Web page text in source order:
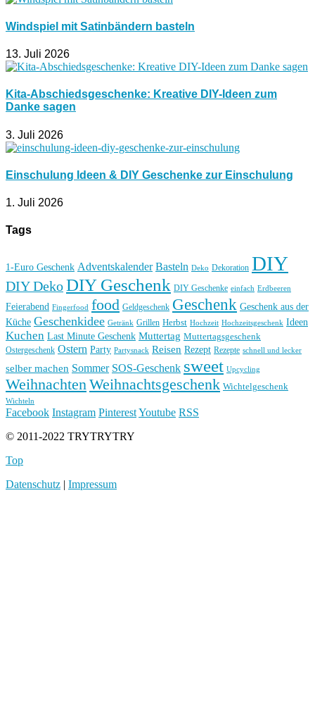
Windspiel mit Satinbändern basteln
13. Juli 2026
Kita-Abschiedsgeschenke: Kreative DIY-Ideen zum
Danke sagen
3. Juli 2026
Einschulung Ideen & DIY Geschenke zur Einschulung
1. Juli 2026
Tags
1-Euro Geschenk Adventskalender Basteln Deko Dekoration DIY
DIY DekoDIY Geschenk DIY Geschenke einfach Erdbeeren
Feierabend Fingerfood food Geldgeschenk Geschenk Geschenk aus der
Küche Geschenkidee Getränk Grillen Herbst Hochzeit Hochzeitsgeschenk Ideen
Kuchen Last Minute Geschenk Muttertag Muttertagsgeschenk
Ostergeschenk Ostern Party Partysnack Reisen Rezept Rezepte schnell und lecker
selber machen Sommer SOS-Geschenk sweet Upcycling
Weihnachten Weihnachtsgeschenk Wichtelgeschenk
Wichteln
Facebook Instagram PinterestYoutube RSS
© 2011-2022 TRYTRYTRY
Top
Datenschutz | Impressum